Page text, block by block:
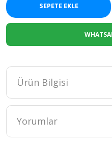
SEPETE EKLE
Ürün Bilgisi
Unisex Sarı Karışık Desen
100x120cm
Yorumlar